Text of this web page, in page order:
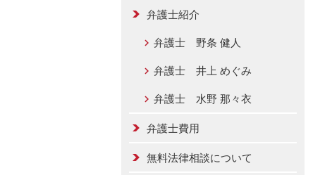
弁護士紹介
弁護士 野条 健人
弁護士 井上 めぐみ
弁護士 水野 那々衣
弁護士費用
無料法律相談について